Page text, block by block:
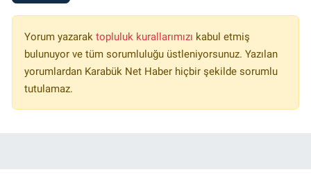
Yorum yazarak topluluk kurallarımızı kabul etmiş
bulunuyor ve tüm sorumluluğu üstleniyorsunuz. Yazılan
yorumlardan Karabük Net Haber hiçbir şekilde sorumlu
tutulamaz.